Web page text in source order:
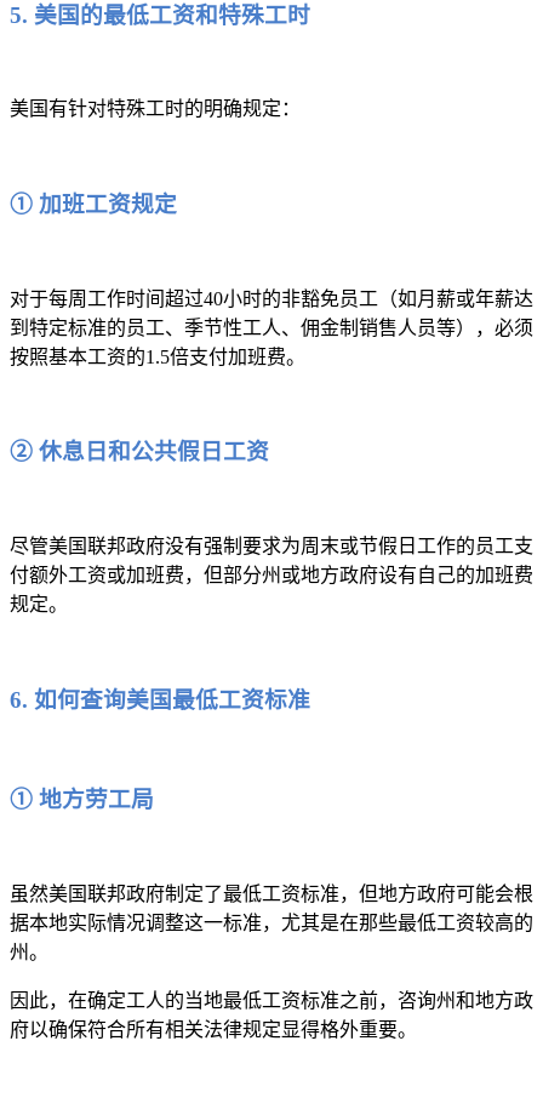
5. 美国的最低工资和特殊工时
美国有针对特殊工时的明确规定：
① 加班工资规定
对于每周工作时间超过40小时的非豁免员工（如月薪或年薪达
到特定标准的员工、季节性工人、佣金制销售人员等），必须
按照基本工资的1.5倍支付加班费。
② 休息日和公共假日工资
尽管美国联邦政府没有强制要求为周末或节假日工作的员工支
付额外工资或加班费，但部分州或地方政府设有自己的加班费
规定。
6. 如何查询美国最低工资标准
① 地方劳工局
虽然美国联邦政府制定了最低工资标准，但地方政府可能会根
据本地实际情况调整这一标准，尤其是在那些最低工资较高的
州。
因此，在确定工人的当地最低工资标准之前，咨询州和地方政
府以确保符合所有相关法律规定显得格外重要。